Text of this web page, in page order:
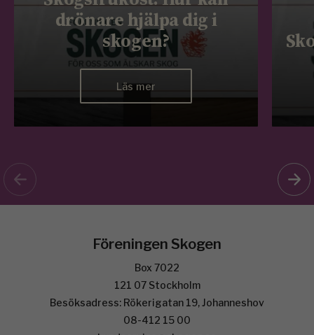
drönare hjälpa dig i
skogen?
Läs mer
Föreningen Skogen
Box 7022
121 07 Stockholm
Besöksadress: Rökerigatan 19, Johanneshov
08-412 15 00